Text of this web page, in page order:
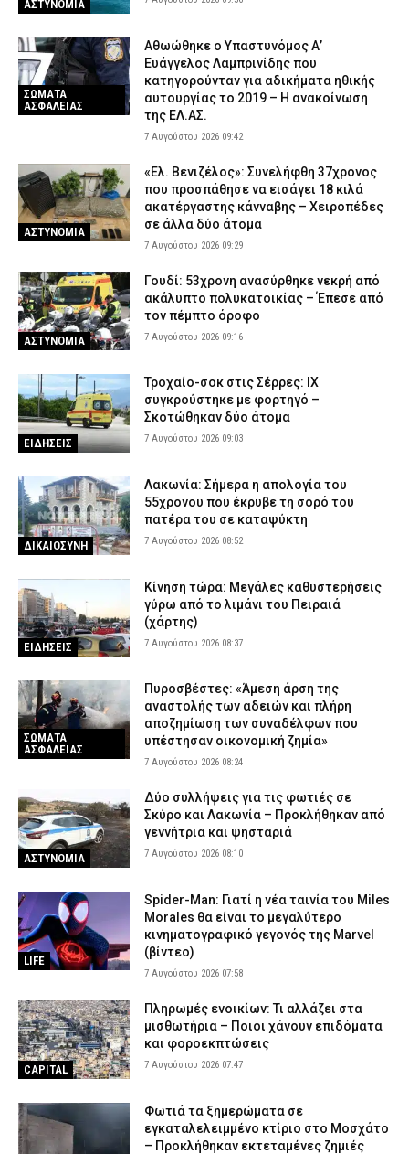
Σορός Βρετανίδας σε βαλίτσα στην Κυψέλη: Γιατί ο 26χρονος
Αφγανός επικαλέστηκε το δικαίωμα της σιωπής – Τι
υποστηρίζει ο δικηγόρος του
ΑΣΤΥΝΟΜΙΑ 6 Αυγούστου 2026 20:20
ΑΣΤΥΝΟΜΙΑ
ΣΩΜΑΤΑ
ΑΣΦΑΛΕΙΑΣ
Αθωώθηκε ο Υπαστυνόμος Α’
Ευάγγελος Λαμπρινίδης που
κατηγορούνταν για αδικήματα ηθικής
αυτουργίας το 2019 – Η ανακοίνωση
της ΕΛ.ΑΣ.
7 Αυγούστου 2026 09:42
ΑΣΤΥΝΟΜΙΑ
«Ελ. Βενιζέλος»: Συνελήφθη 37χρονος
που προσπάθησε να εισάγει 18 κιλά
ακατέργαστης κάνναβης – Χειροπέδες
σε άλλα δύο άτομα
7 Αυγούστου 2026 09:29
ΑΣΤΥΝΟΜΙΑ
Γουδί: 53χρονη ανασύρθηκε νεκρή από
ακάλυπτο πολυκατοικίας – Έπεσε από
τον πέμπτο όροφο
7 Αυγούστου 2026 09:16
ΕΙΔΗΣΕΙΣ
Τροχαίο-σοκ στις Σέρρες: ΙΧ
συγκρούστηκε με φορτηγό –
Σκοτώθηκαν δύο άτομα
7 Αυγούστου 2026 09:03
ΔΙΚΑΙΟΣΥΝΗ
Λακωνία: Σήμερα η απολογία του
55χρονου που έκρυβε τη σορό του
πατέρα του σε καταψύκτη
7 Αυγούστου 2026 08:52
ΕΙΔΗΣΕΙΣ
Κίνηση τώρα: Μεγάλες καθυστερήσεις
γύρω από το λιμάνι του Πειραιά
(χάρτης)
7 Αυγούστου 2026 08:37
ΣΩΜΑΤΑ
ΑΣΦΑΛΕΙΑΣ
Πυροσβέστες: «Άμεση άρση της
αναστολής των αδειών και πλήρη
αποζημίωση των συναδέλφων που
υπέστησαν οικονομική ζημία»
7 Αυγούστου 2026 08:24
ΑΣΤΥΝΟΜΙΑ
Δύο συλλήψεις για τις φωτιές σε
Σκύρο και Λακωνία – Προκλήθηκαν από
γεννήτρια και ψησταριά
7 Αυγούστου 2026 08:10
LIFE
Spider-Man: Γιατί η νέα ταινία του Miles
Morales θα είναι το μεγαλύτερο
κινηματογραφικό γεγονός της Marvel
(βίντεο)
7 Αυγούστου 2026 07:58
CAPITAL
Πληρωμές ενοικίων: Τι αλλάζει στα
μισθωτήρια – Ποιοι χάνουν επιδόματα
και φοροεκπτώσεις
7 Αυγούστου 2026 07:47
Φωτιά τα ξημερώματα σε
εγκαταλελειμμένο κτίριο στο Μοσχάτο
– Προκλήθηκαν εκτεταμένες ζημιές